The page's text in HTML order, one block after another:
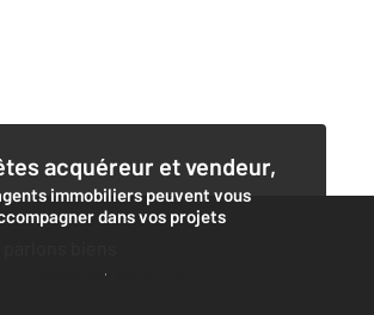
acquéreur et vendeur,
immobiliers peuvent vous
dans vos projets
Contacter l'agence
biens